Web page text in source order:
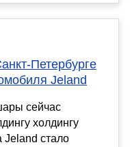
Петербурге
Jeland
сейчас
холдингу
Jeland стало